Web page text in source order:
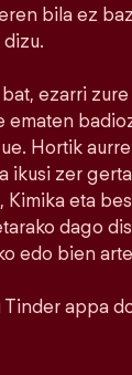
bila ez
ezarri
ematen
Hortik
ikusi zer
Kimika eta
dago
edo bien
Tinder appa